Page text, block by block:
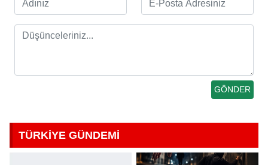
TÜRKİYE GÜNDEMİ